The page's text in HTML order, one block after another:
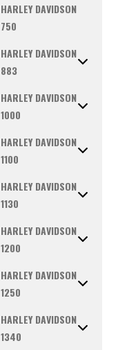
HARLEY DAVIDSON
750
HARLEY DAVIDSON
883
HARLEY DAVIDSON
1000
HARLEY DAVIDSON
1100
HARLEY DAVIDSON
1130
HARLEY DAVIDSON
1200
HARLEY DAVIDSON
1250
HARLEY DAVIDSON
1340